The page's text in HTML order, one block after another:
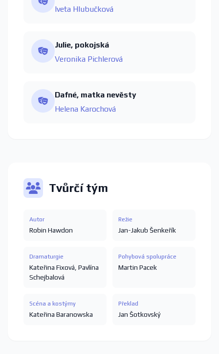
Iveta Hlubučková
Julie, pokojská
Veronika Pichlerová
Dafné, matka nevěsty
Helena Karochová
Tvůrčí tým
Autor
Robin Hawdon
Režie
Jan-Jakub Šenkeřík
Dramaturgie
Kateřina Fixová Pavlína
Schejbalová
Pohybová spolupráce
Martin Pacek
Scéna a kostýmy
Kateřina Baranowska
Překlad
Jan Šotkovský